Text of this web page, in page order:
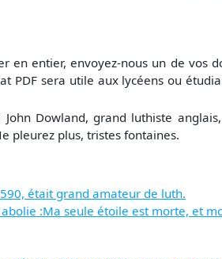
en entier, envoyez-nous un de vos
PDF sera utile aux lycéens ou
Dowland, grand luthiste
pleurez plus, tristes fontaines.
était grand amateur de luth.
:Ma seule étoile est morte, et